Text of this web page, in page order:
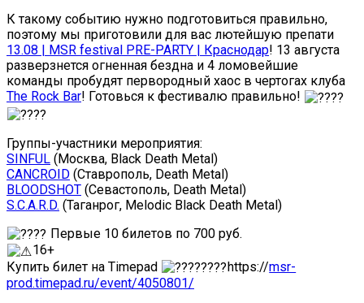
К такому событию нужно подготовиться правильно,
поэтому мы приготовили для вас лютейшую препати
13.08 | MSR festival PRE-PARTY | Краснодар! 13 августа
разверзнется огненная бездна и 4 ломовейшие
команды пробудят первородный хаос в чертогах клуба
The Rock Bar! Готовься к фестивалю правильно!
Группы-участники мероприятия:
SINFUL (Москва, Black Death Metal)
CANCROID (Ставрополь, Death Metal)
BLOODSHOT (Севастополь, Death Metal)
S.C.A.R.D. (Таганрог, Melodic Black Death Metal)
Первые 10 билетов по 700 руб.
16+
Купить билет на Timepad
https://msr-
prod.timepad.ru/event/4050801/